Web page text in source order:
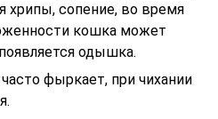
хрипы, сопение, во время
кошка может
одышка.
фыркает, при чихании